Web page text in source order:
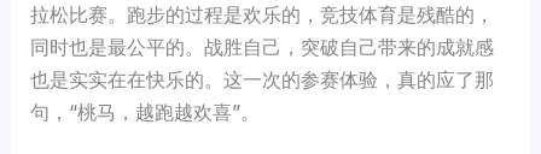
拉松比赛。跑步的过程是欢乐的，竞技体育是残酷的，
同时也是最公平的。战胜自己，突破自己带来的成就感
也是实实在在快乐的。这一次的参赛体验，真的应了那
句，“桃马，越跑越欢喜”。